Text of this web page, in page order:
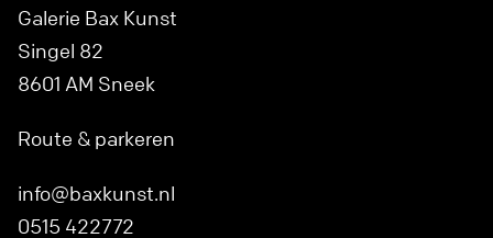
Galerie Bax Kunst
Singel 82
8601 AM Sneek
Route & parkeren
info@baxkunst.nl
0515 422772